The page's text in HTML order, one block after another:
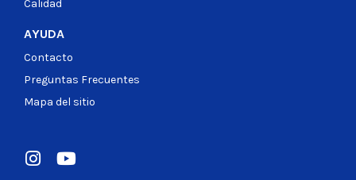
Calidad
AYUDA
Contacto
Preguntas Frecuentes
Mapa del sitio